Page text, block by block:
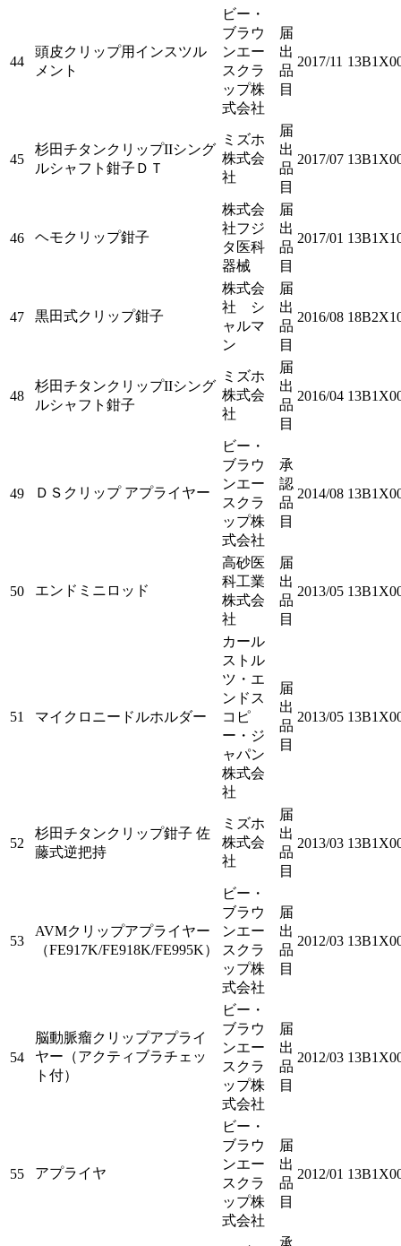
44
頭皮クリップ用インスツル
メント
ビー・
ブラウ
ンエー
スクラ
ップ株
式会社
届
出
品
目
2017/11
45
杉田チタンクリップIIシング
ルシャフト鉗子ＤＴ
ミズホ
株式会
社
届
出
品
目
2017/07
46 ヘモクリップ鉗子
株式会
社フジ
タ医科
器械
届
出
品
目
2017/01
47 黒田式クリップ鉗子
株式会
社 シ
ャルマ
ン
届
出
品
目
2016/08
48
杉田チタンクリップIIシング
ルシャフト鉗子
ミズホ
株式会
社
届
出
品
目
2016/04
49 ＤＳクリップ アプライヤー
ビー・
ブラウ
ンエー
スクラ
ップ株
式会社
承
認
品
目
2014/08
50 エンドミニロッド
高砂医
科工業
株式会
社
届
出
品
目
2013/05
51 マイクロニードルホルダー
カール
ストル
ツ・エ
ンドス
コピ
ー・ジ
ャパン
株式会
社
届
出
品
目
2013/05
52
杉田チタンクリップ鉗子 佐
藤式逆把持
ミズホ
株式会
社
届
出
品
目
2013/03
53
AVMクリップアプライヤー
（FE917K/FE918K/FE995K）
ビー・
ブラウ
ンエー
スクラ
ップ株
式会社
届
出
品
目
2012/03
54
脳動脈瘤クリップアプライ
ヤー（アクティブラチェッ
ト付）
ビー・
ブラウ
ンエー
スクラ
ップ株
式会社
届
出
品
目
2012/03
55 アプライヤ
ビー・
ブラウ
ンエー
スクラ
ップ株
式会社
届
出
品
目
2012/01
承